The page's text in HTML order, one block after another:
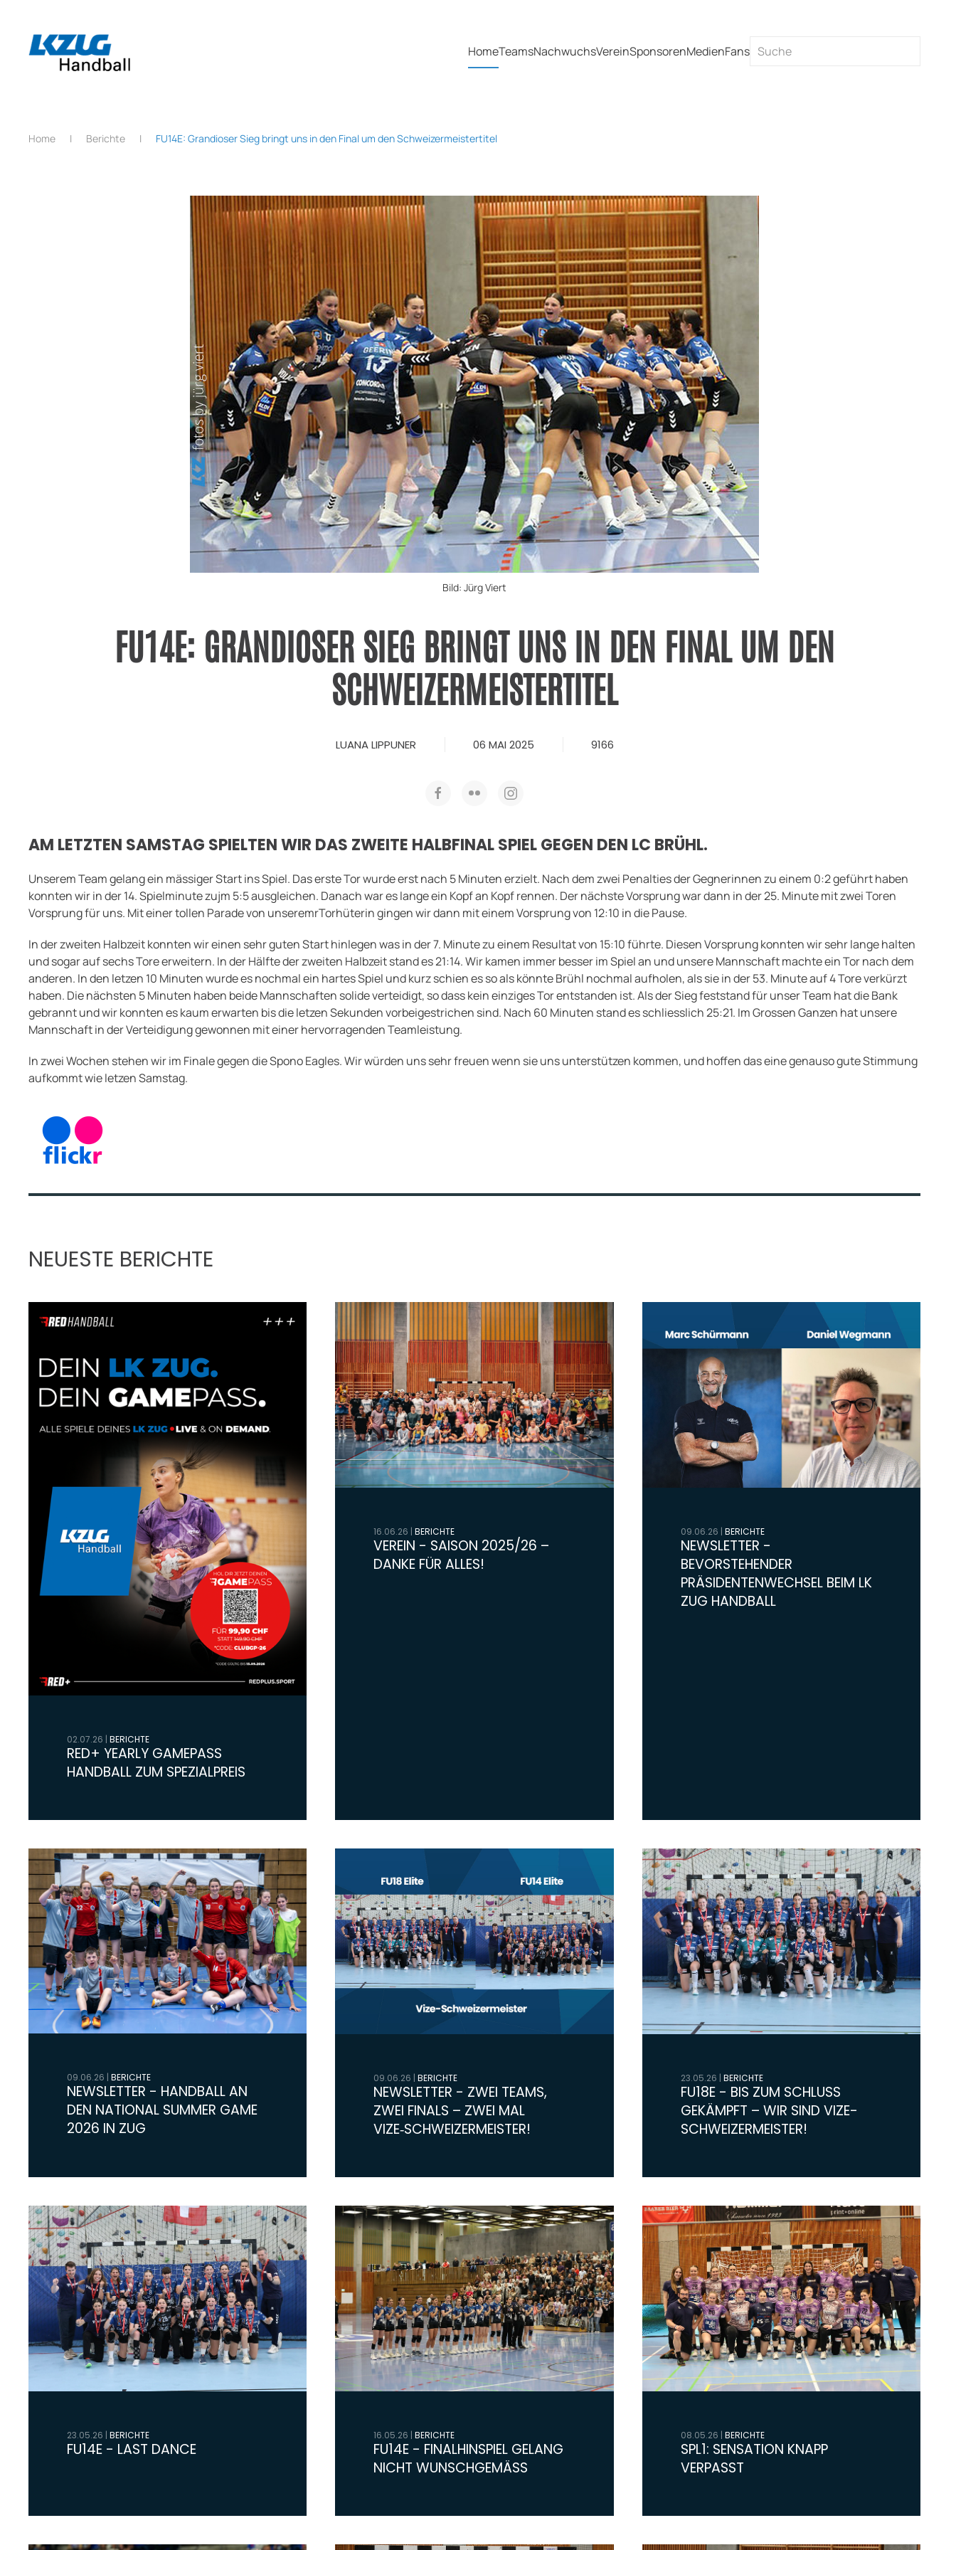
Zum Hauptinhalt springen HomeTeamsNachwuchsVereinSponsorenMedienFans
Home Berichte FU14E: Grandioser Sieg bringt uns in den Final um den Schweizermeistertitel
Bild: Jürg Viert
FU14E: GRANDIOSER SIEG BRINGT UNS IN DEN FINAL UM DEN
SCHWEIZERMEISTERTITEL
LUANA LIPPUNER 06 MAI 2025 9166
AM LETZTEN SAMSTAG SPIELTEN WIR DAS ZWEITE HALBFINAL SPIEL GEGEN DEN LC BRÜHL.
Unserem Team gelang ein mässiger Start ins Spiel. Das erste Tor wurde erst nach 5 Minuten erzielt. Nach dem zwei Penalties der Gegnerinnen zu einem 0:2 geführt haben
konnten wir in der 14. Spielminute zujm 5:5 ausgleichen. Danach war es lange ein Kopf an Kopf rennen. Der nächste Vorsprung war dann in der 25. Minute mit zwei Toren
Vorsprung für uns. Mit einer tollen Parade von unseremrTorhüterin gingen wir dann mit einem Vorsprung von 12:10 in die Pause.
In der zweiten Halbzeit konnten wir einen sehr guten Start hinlegen was in der 7. Minute zu einem Resultat von 15:10 führte. Diesen Vorsprung konnten wir sehr lange halten
und sogar auf sechs Tore erweitern. In der Hälfte der zweiten Halbzeit stand es 21:14. Wir kamen immer besser im Spiel an und unsere Mannschaft machte ein Tor nach dem
anderen. In den letzen 10 Minuten wurde es nochmal ein hartes Spiel und kurz schien es so als könnte Brühl nochmal aufholen, als sie in der 53. Minute auf 4 Tore verkürzt
haben. Die nächsten 5 Minuten haben beide Mannschaften solide verteidigt, so dass kein einziges Tor entstanden ist. Als der Sieg feststand für unser Team hat die Bank
gebrannt und wir konnten es kaum erwarten bis die letzen Sekunden vorbeigestrichen sind. Nach 60 Minuten stand es schliesslich 25:21. Im Grossen Ganzen hat unsere
Mannschaft in der Verteidigung gewonnen mit einer hervorragenden Teamleistung.
In zwei Wochen stehen wir im Finale gegen die Spono Eagles. Wir würden uns sehr freuen wenn sie uns unterstützen kommen, und hoffen das eine genauso gute Stimmung
aufkommt wie letzen Samstag.
NEUESTE BERICHTE
02.07.26 | BERICHTE
RED+ YEARLY GAMEPASS
HANDBALL ZUM SPEZIALPREIS
16.06.26 |BERICHTE
VEREIN - SAISON 2025/26 –
DANKE FÜR ALLES!
09.06.26 | BERICHTE
NEWSLETTER -
BEVORSTEHENDER
PRÄSIDENTENWECHSEL BEIM LK
ZUG HANDBALL
09.06.26 | BERICHTE
NEWSLETTER - HANDBALL AN
DEN NATIONAL SUMMER GAME
2026 IN ZUG
09.06.26 |BERICHTE
NEWSLETTER - ZWEI TEAMS,
ZWEI FINALS – ZWEI MAL
VIZE‑SCHWEIZERMEISTER!
23.05.26 | BERICHTE
FU18E - BIS ZUM SCHLUSS
GEKÄMPFT – WIR SIND VIZE-
SCHWEIZERMEISTER!
23.05.26 | BERICHTE
FU14E - LAST DANCE
16.05.26 |BERICHTE
FU14E - FINALHINSPIEL GELANG
NICHT WUNSCHGEMÄSS
08.05.26 | BERICHTE
SPL1: SENSATION KNAPP
VERPASST